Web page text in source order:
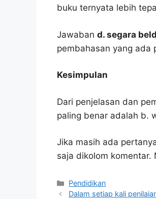
buku ternyata lebih
Jawaban d. segara
pembahasan yang ada
Kesimpulan
Dari penjelasan dan
paling benar adalah b.
Jika masih ada
saja dikolom
Kategori
Pendidikan
Dalam setiap kali